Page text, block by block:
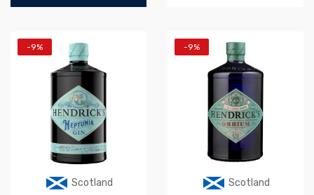
Scotland
-9%
Scotland
-9%